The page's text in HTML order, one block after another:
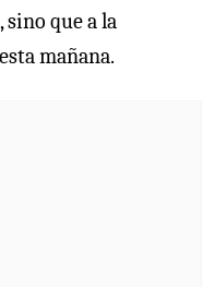
que a la
mañana.